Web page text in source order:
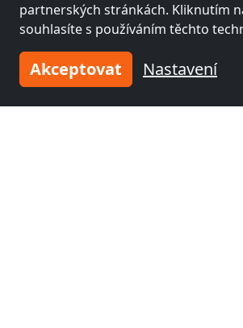
partnerských stránkách. Kliknutím
souhlasíte s používáním těchto
Akceptovat Nastavení